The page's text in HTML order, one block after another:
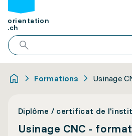
orientation
.ch
Formations Usinage
Diplôme / certificat de
Usinage CNC -